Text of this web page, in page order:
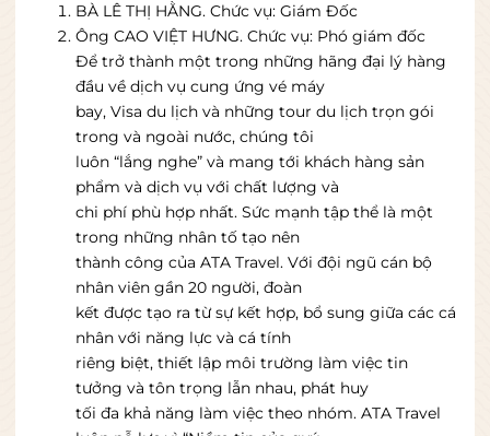
BÀ LÊ THỊ HẰNG. Chức vụ: Giám Ðốc
Ông CAO VIỆT HƯNG. Chức vụ: Phó giám đốc
Ðể trở thành một trong những hãng đại lý hàng
đầu về dịch vụ cung ứng vé máy
bay, Visa du lịch và những tour du lịch trọn gói
trong và ngoài nước, chúng tôi
luôn “lắng nghe” và mang tới khách hàng sản
phẩm và dịch vụ với chất lượng và
chi phí phù hợp nhất. Sức mạnh tập thể là một
trong những nhân tố tạo nên
thành công của ATA Travel. Với đội ngũ cán bộ
nhân viên gần 20 người, đoàn
kết được tạo ra từ sự kết hợp, bổ sung giữa các cá
nhân với năng lực và cá tính
riêng biệt, thiết lập môi trường làm việc tin
tưởng và tôn trọng lẫn nhau, phát huy
tối đa khả năng làm việc theo nhóm. ATA Travel